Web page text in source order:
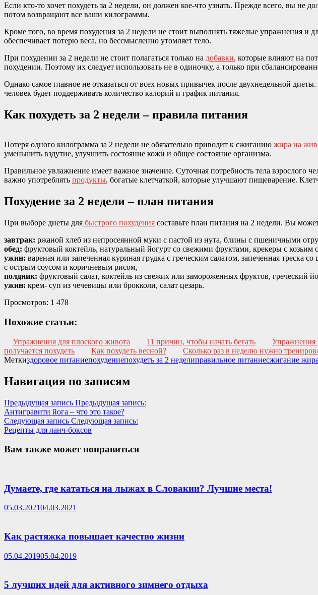
Если кто-то хочет похудеть за 2 недели, он должен кое-что узнать. Прежде всего, вы не
потом возвращают все ваши килограммы.
Кроме того, во время похудения за 2 недели не стоит выполнять тяжелые упражнения
обеспечивает потерю веса, но бессмысленно утомляет тело.
При похудении за 2 недели не стоит полагаться только на добавки, которые влияют на
похудении. Поэтому их следует использовать не в одиночку, а только при
Однако самое главное не отказаться от всех новых привычек после двухнедельной
человек будет поддерживать количество калорий и график питания.
Как похудеть за 2 недели – правила питания
Потеря одного килограмма за 2 недели не обязательно приводит к сжиганию жира на
уменьшить вздутие, улучшить состояние кожи и общее состояние организма.
Правильное увлажнение имеет важное значение. Суточная потребность тела взрослого
важно употреблять продукты, богатые клетчаткой, которые улучшают пищеварение.
Похудение за 2 недели – план питания
При выборе диеты для быстрого похудения составьте план питания на 2 недели. Вы
завтрак: ржаной хлеб из непросеянной муки с пастой из нута, блины с пшеничными
обед: фруктовый коктейль, натуральный йогурт со свежими фруктами, крекеры с козьим
ужин: вареная или запеченная куриная грудка с греческим салатом, запеченная
с острым соусом и коричневым рисом,
полдник: фруктовый салат, коктейль из свежих или замороженных фруктов, греческий
ужин: крем- суп из чечевицы или брокколи, салат цезарь.
Просмотров: 1 478
Похожие статьи:
Упражнения для плоского живота 11 причин, чтобы начать бегать Упражнения
получается похудеть
Как похудеть весной?
Сколько раз в неделю нужно
Меткиздоровое питаниепохудениепохудеть за 2 неделиправильное питаниесжигание жира
Навигация по записям
Предыдущая запись Предыдущая запись:
Антигравити йога – что это такое?
Следующая запись Следующая запись:
Рецепты для ланч-боксов
Вам также может понравиться
Думаете, где кататься на лыжах в Словакии? Лучшие места!
05.03.202104.03.2021
Как растяжка повышает качество жизни
05.04.201905.04.2019
5 лучших идей для активного зимнего отдыха